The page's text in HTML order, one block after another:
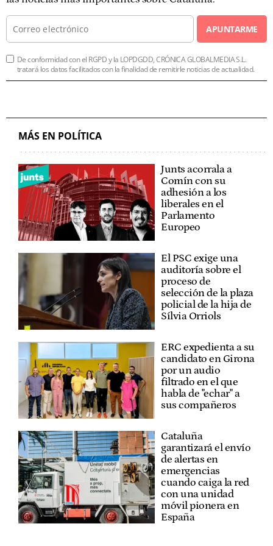
APUNTARME
De conformidad con el RGPD y la LOPDGDD, CRÓNICA GLOBALMEDIA S.L.
tratará los datos facilitados con la finalidad de remitirle noticias de actualidad.
MÁS EN POLÍTICA
Junts acorrala a
Comín con su
adhesión a los
liberales en el
Parlamento
Europeo
El PSC exige una
auditoría sobre el
proceso de
selección de la plaza
policial de la hija de
Sílvia Orriols
ERC expedienta a su
candidato en Girona
por un audio
filtrado en el que
habla de "echar" a
sus compañeros
Cataluña
garantizará el envío
de alertas en
emergencias
cuando caiga la red
con una unidad
móvil pionera en
España